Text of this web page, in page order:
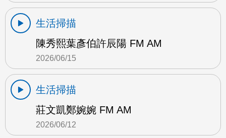
生活掃描
陳秀熙葉彥伯許辰陽 FM AM
2026/06/15
生活掃描
莊文凱鄭婉婉 FM AM
2026/06/12